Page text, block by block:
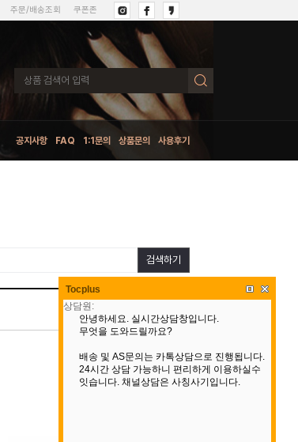
주문/배송조회 쿠폰존
공지사항 FAQ 1:1문의 상품문의 사용후기
검색하기
Tocplus